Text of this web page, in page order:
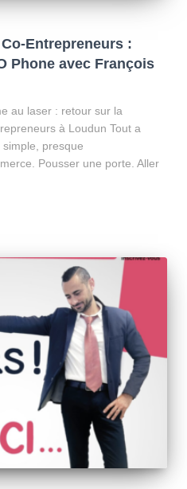
Entrepreneurs :
Phone avec François
au laser : retour sur la
à Loudun Tout a
presque
Pousser une porte. Aller